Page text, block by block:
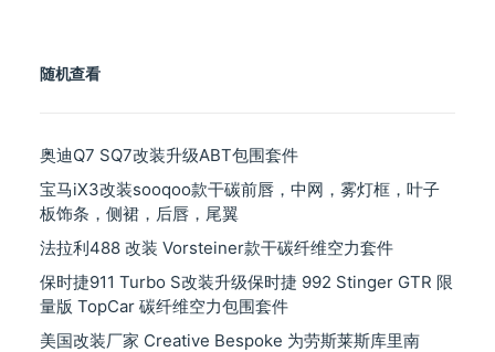
随机查看
奥迪Q7 SQ7改装升级ABT包围套件
宝马iX3改装sooqoo款干碳前唇，中网，雾灯框，叶子
板饰条，侧裙，后唇，尾翼
法拉利488 改装 Vorsteiner款干碳纤维空力套件
保时捷911 Turbo S改装升级保时捷 992 Stinger GTR 限
量版 TopCar 碳纤维空力包围套件
美国改装厂家 Creative Bespoke 为劳斯莱斯库里南